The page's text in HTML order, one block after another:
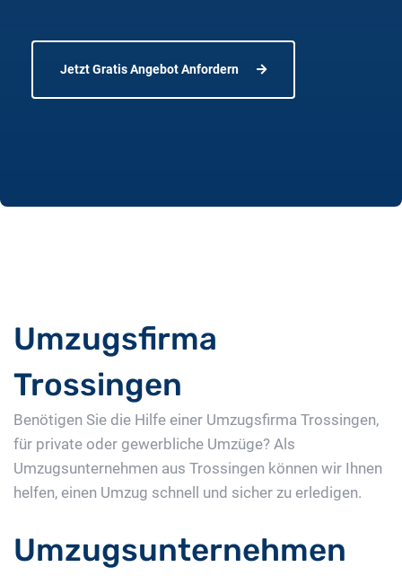
Jetzt Gratis Angebot Anfordern
Umzugsfirma
Trossingen
Benötigen Sie die Hilfe einer Umzugsfirma Trossingen,
für private oder gewerbliche Umzüge? Als
Umzugsunternehmen aus Trossingen können wir Ihnen
helfen, einen Umzug schnell und sicher zu erledigen.
Umzugsunternehmen